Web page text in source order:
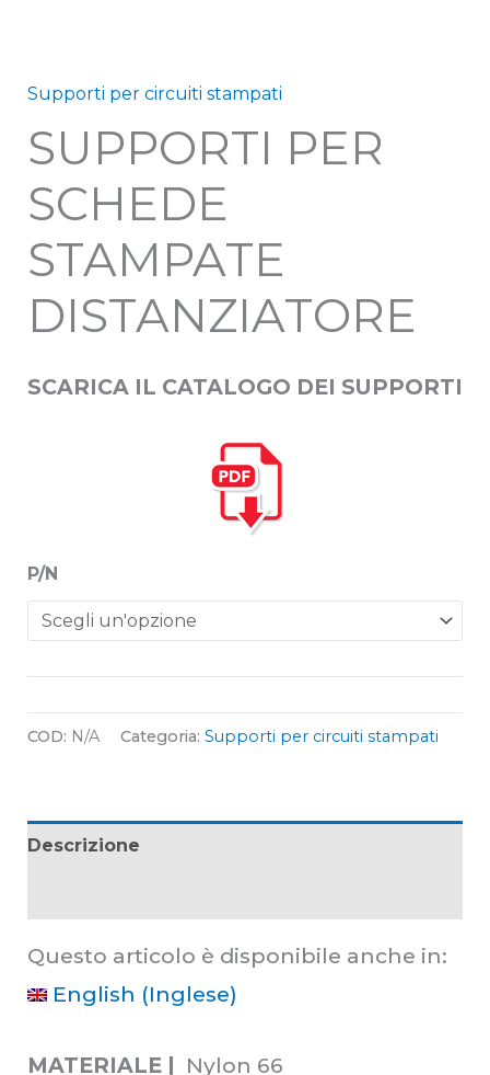
Supporti per circuiti stampati
SUPPORTI PER
SCHEDE
STAMPATE
DISTANZIATORE
SCARICA IL CATALOGO DEI SUPPORTI
P/N
COD: N/A Categoria: Supporti per circuiti stampati
Descrizione
Questo articolo è disponibile anche in:
English (Inglese)
MATERIALE | Nylon 66